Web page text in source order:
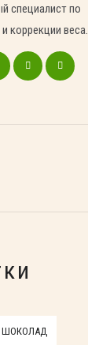
специалист по
коррекции веса.
ШОКОЛАД